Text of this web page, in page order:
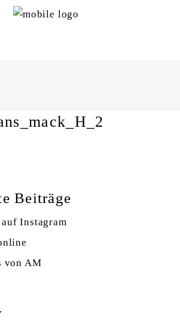
Beiträge
Instagram
von AM